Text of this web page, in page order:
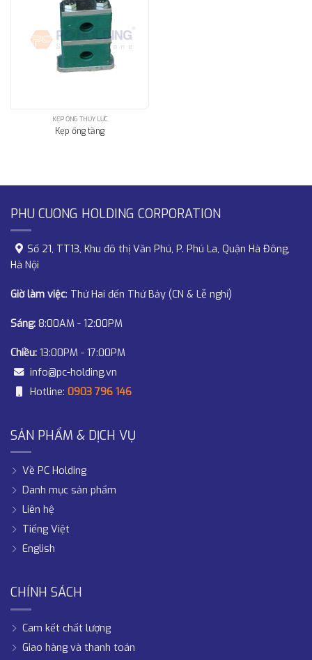
KẸP ỐNG THỦY LỰC
Kẹp ống tầng
PHU CUONG HOLDING CORPORATION
Số 21, TT13, Khu đô thị Văn Phú, P. Phú La, Quận Hà Đông,
Hà Nội
Giờ làm việc: Thứ Hai đến Thứ Bảy (CN & Lễ nghỉ)
Sáng: 8:00AM - 12:00PM
Chiều: 13:00PM - 17:00PM
info@pc-holding.vn
Hotline: 0903 796 146
SẢN PHẨM & DỊCH VỤ
Về PC Holding
Danh mục sản phẩm
Liên hệ
Tiếng Việt
English
CHÍNH SÁCH
Cam kết chất lượng
Giao hàng và thanh toán